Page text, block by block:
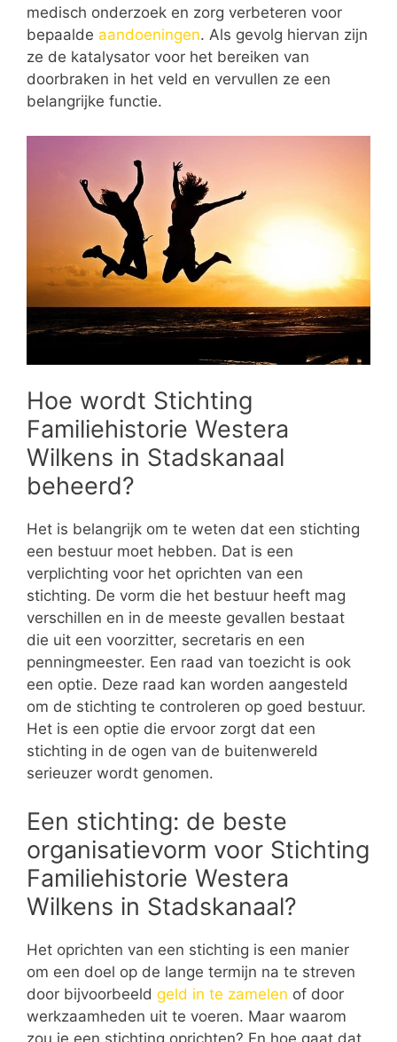
medisch onderzoek en zorg verbeteren voor
bepaalde aandoeningen. Als gevolg hiervan zijn
ze de katalysator voor het bereiken van
doorbraken in het veld en vervullen ze een
belangrijke functie.
Hoe wordt Stichting
Familiehistorie Westera
Wilkens in Stadskanaal
beheerd?
Het is belangrijk om te weten dat een stichting
een bestuur moet hebben. Dat is een
verplichting voor het oprichten van een
stichting. De vorm die het bestuur heeft mag
verschillen en in de meeste gevallen bestaat
die uit een voorzitter, secretaris en een
penningmeester. Een raad van toezicht is ook
een optie. Deze raad kan worden aangesteld
om de stichting te controleren op goed bestuur.
Het is een optie die ervoor zorgt dat een
stichting in de ogen van de buitenwereld
serieuzer wordt genomen.
Een stichting: de beste
organisatievorm voor Stichting
Familiehistorie Westera
Wilkens in Stadskanaal?
Het oprichten van een stichting is een manier
om een doel op de lange termijn na te streven
door bijvoorbeeld geld in te zamelen of door
werkzaamheden uit te voeren. Maar waarom
zou je een stichting oprichten? En hoe gaat dat